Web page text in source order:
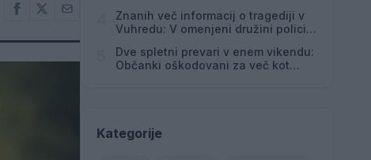
Znanih več informacij o tragediji v
Vuhredu: V omenjeni družini policija
Dve spletni prevari v enem vikendu:
Občanki oškodovani za več kot
Kategorije